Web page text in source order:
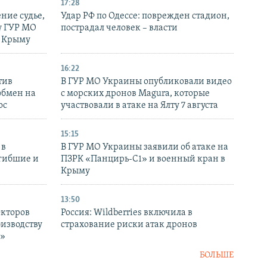
судье,
ГУР МО
Крыму
17:28
Удар РФ по Одессе: поврежден стадион,
пострадал человек – власти
на
16:22
В ГУР МО Украины опубликовали видео
с морских дронов Magura, которые
участвовали в атаке на Ялту 7 августа
и
15:15
В ГУР МО Украины заявили об атаке на
ПЗРК «Панцирь-С1» и военный кран в
Крыму
13:50
Россия: Wildberries включила в
страхование риски атак дронов
БОЛЬШЕ